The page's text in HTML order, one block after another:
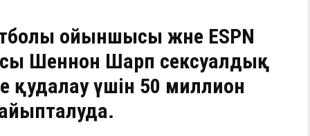
ойыншысы және ESPN
Шеннон Шарп сексуалдық
үшін 50 миллион